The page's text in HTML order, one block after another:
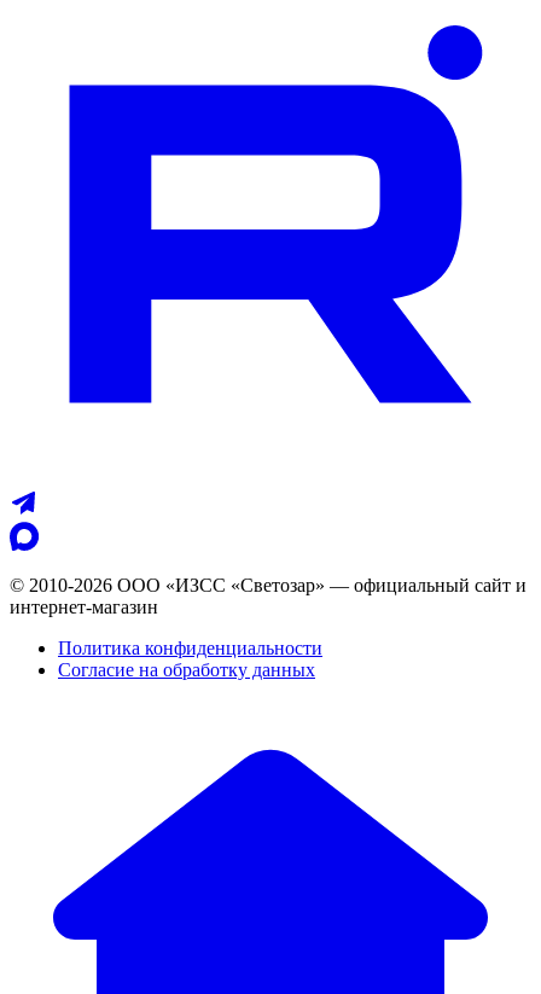
© 2010-2026 ООО «ИЗСС «Светозар» — официальный сайт и
интернет-магазин
Политика конфиденциальности
Согласие на обработку данных